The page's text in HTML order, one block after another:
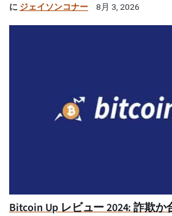
に ジェイソンコナー 8月 3, 2026
Bitcoin Up レビュー 2024: 詐欺か